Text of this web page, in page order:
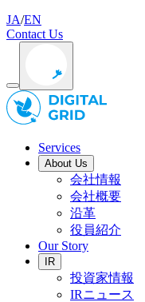
JA/EN
Contact Us
Services
About Us
会社情報
会社概要
沿革
役員紹介
Our Story
IR
投資家情報
IRニュース